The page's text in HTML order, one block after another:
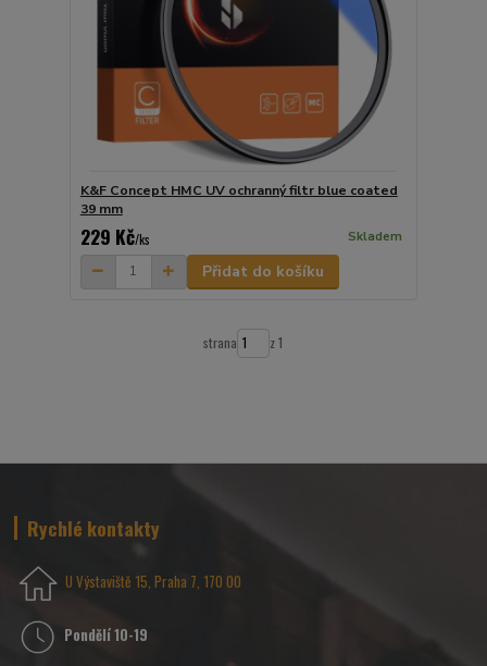
K&F Concept HMC UV ochranný filtr blue coated
39 mm
229 Kč/ks Skladem
Přidat do košíku
strana z 1
Rychlé kontakty
U Výstaviště 15, Praha 7, 170 00
Pondělí 10-19